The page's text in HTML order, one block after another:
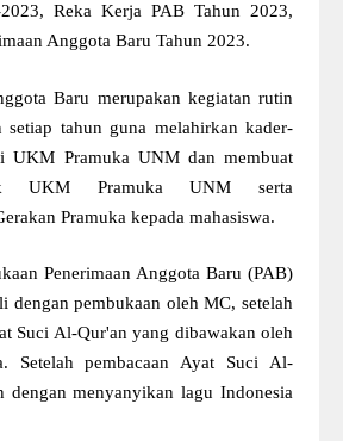
Reka Kerja PAB Tahun 2023,
Anggota Baru Tahun 2023.
Baru merupakan kegiatan rutin
setiap tahun guna melahirkan kader-
UKM Pramuka UNM dan membuat
UKM Pramuka UNM serta
Pramuka kepada mahasiswa.
Penerimaan Anggota Baru (PAB)
dengan pembukaan oleh MC, setelah
Suci Al-Qur'an yang dibawakan oleh
Setelah pembacaan Ayat Suci Al-
dengan menyanyikan lagu Indonesia